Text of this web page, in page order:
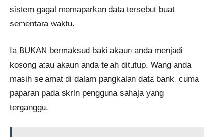
sistem gagal memaparkan data tersebut buat
sementara waktu.
Ia BUKAN bermaksud baki akaun anda menjadi
kosong atau akaun anda telah ditutup. Wang anda
masih selamat di dalam pangkalan data bank, cuma
paparan pada skrin pengguna sahaja yang
terganggu.